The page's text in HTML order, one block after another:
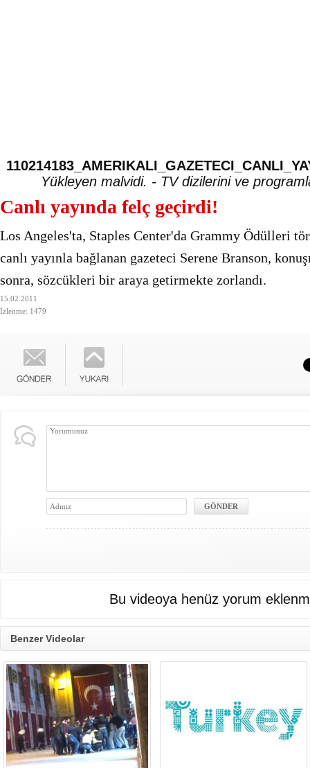
Yükleyenmalvidi. - TV dizilerini ve
Canlı yayında felç geçirdi!
Los Angeles'ta, Staples Center'da Grammy Ödülleri
canlı yayınla bağlanan gazeteci Serene Branson,
sonra, sözcükleri bir araya getirmekte zorlandı.
15.02.2011
İzlenme: 1479
Bu videoya henüz yorum
Benzer Videolar